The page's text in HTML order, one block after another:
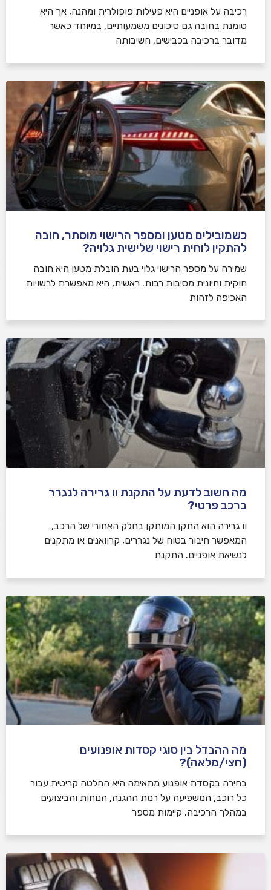
רכיבה על אופניים היא פעילות פופולרית ומהנה, אך היא
טומנת בחובה גם סיכונים משמעותיים, במיוחד כאשר
מדובר ברכיבה בכבישים. חשיבותה
כשמובילים מטען ומספר הרישוי מוסתר, חובה
להתקין לוחית רישוי שלישית גלויה?
שמירה על מספר הרישוי גלוי בעת הובלת מטען היא חובה
חוקית וחיונית מסיבות רבות. ראשית, היא מאפשרת לרשויות
האכיפה לזהות
מה חשוב לדעת על התקנת וו גרירה לנגרר
ברכב פרטי?
וו גרירה הוא התקן המותקן בחלק האחורי של הרכב,
המאפשר חיבור בטוח של נגררים, קרוואנים או מתקנים
לנשיאת אופניים. התקנת
מה ההבדל בין סוגי קסדות אופנועים
(חצי/מלאה)?
בחירה בקסדת אופנוע מתאימה היא החלטה קריטית עבור
כל רוכב, המשפיעה על רמת ההגנה, הנוחות והביצועים
במהלך הרכיבה. קיימות מספר